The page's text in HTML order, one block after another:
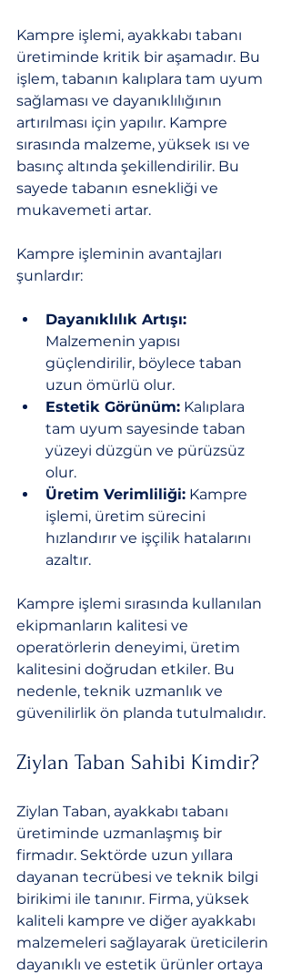
Kampre işlemi, ayakkabı tabanı
üretiminde kritik bir aşamadır. Bu
işlem, tabanın kalıplara tam uyum
sağlaması ve dayanıklılığının
artırılması için yapılır. Kampre
sırasında malzeme, yüksek ısı ve
basınç altında şekillendirilir. Bu
sayede tabanın esnekliği ve
mukavemeti artar.
Kampre işleminin avantajları
şunlardır:
Dayanıklılık Artışı:
Malzemenin yapısı
güçlendirilir, böylece taban
uzun ömürlü olur.
Estetik Görünüm: Kalıplara
tam uyum sayesinde taban
yüzeyi düzgün ve pürüzsüz
olur.
Üretim Verimliliği: Kampre
işlemi, üretim sürecini
hızlandırır ve işçilik hatalarını
azaltır.
Kampre işlemi sırasında kullanılan
ekipmanların kalitesi ve
operatörlerin deneyimi, üretim
kalitesini doğrudan etkiler. Bu
nedenle, teknik uzmanlık ve
güvenilirlik ön planda tutulmalıdır.
Ziylan Taban Sahibi Kimdir?
Ziylan Taban, ayakkabı tabanı
üretiminde uzmanlaşmış bir
firmadır. Sektörde uzun yıllara
dayanan tecrübesi ve teknik bilgi
birikimi ile tanınır. Firma, yüksek
kaliteli kampre ve diğer ayakkabı
malzemeleri sağlayarak üreticilerin
dayanıklı ve estetik ürünler ortaya